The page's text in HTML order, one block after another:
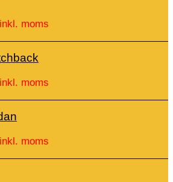
inkl. moms
inkl. moms
inkl. moms